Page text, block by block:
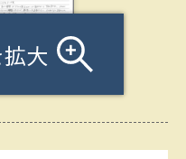
大